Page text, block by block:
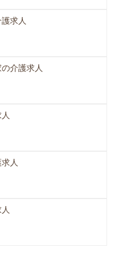
求人
介護求人
人